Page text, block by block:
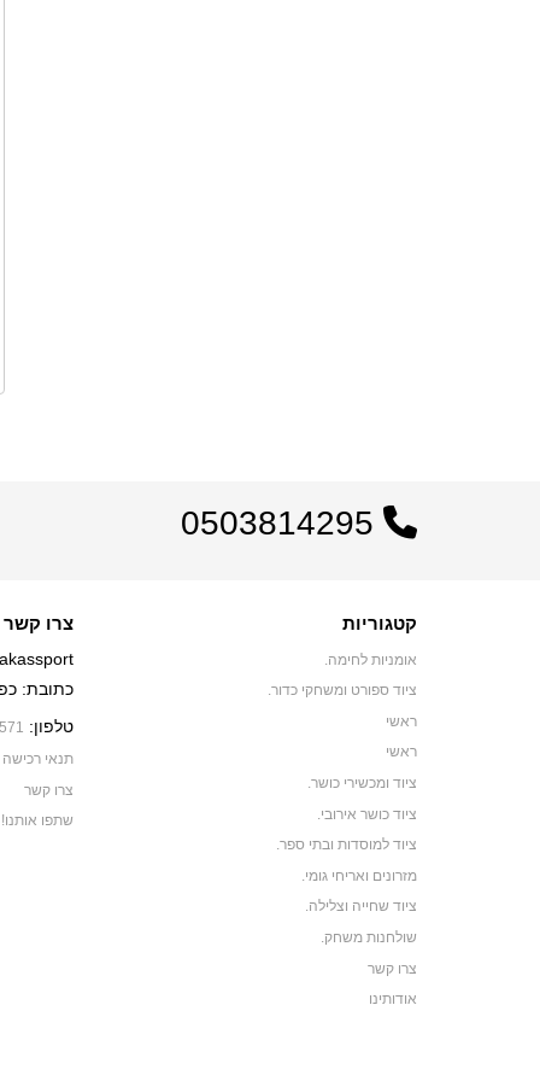
קטגוריות
אומניות לחימה.
ציוד ספורט ומשחקי כדור.
ראשי
ראשי
ציוד ומכשירי כושר.
ציוד כושר אירובי.
ציוד למוסדות ובתי ספר.
מזרונים ואריחי גומי.
ציוד שחייה וצלילה.
שולחנות משחק.
צרו קשר
אודותינו
צרו קשר
כתובת: כפר יאסיף
טלפון:
תנאי רכישה
צרו קשר
שתפו אותנו!